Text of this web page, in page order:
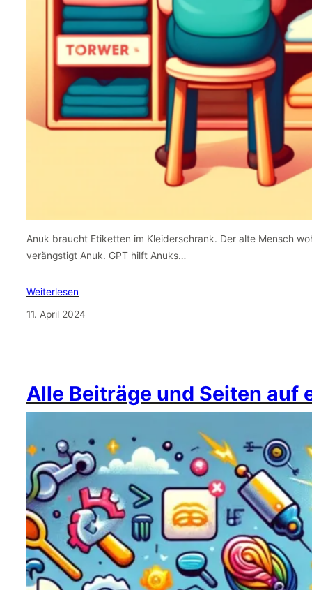
Anuk braucht Etiketten im Kleiderschrank. Der alte Mensch
verängstigt Anuk. GPT hilft Anuks…
Weiterlesen
11. April 2024
Alle Beiträge und Seiten auf